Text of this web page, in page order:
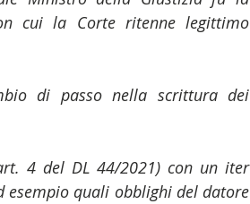
cui la Corte ritenne legittimo
di passo nella scrittura dei
4 del DL 44/2021) con un iter
esempio quali obblighi del datore